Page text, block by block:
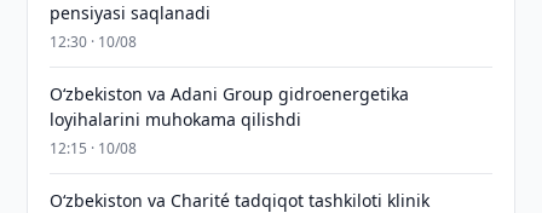
pensiyasi saqlanadi
12:30 · 10/08
Oʻzbekiston va Adani Group gidroenergetika
loyihalarini muhokama qilishdi
12:15 · 10/08
Oʻzbekiston va Charité tadqiqot tashkiloti klinik